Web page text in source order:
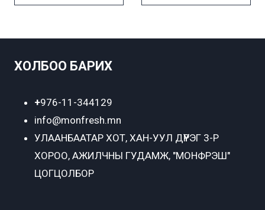
ХОЛБОО БАРИХ
+976-11-344129
info@monfresh.mn
УЛААНБААТАР ХОТ, ХАН-УУЛ ДҮҮРЭГ 3-Р
ХОРОО, АЖИЛЧНЫ ГУДАМЖ, "МОНФРЭШ"
ЦОГЦОЛБОР